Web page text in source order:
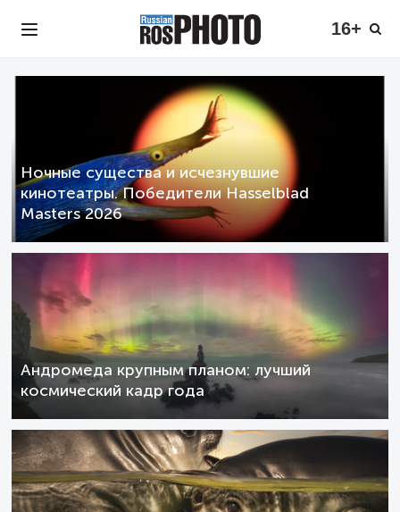
16+
Ночные существа и исчезнувшие
кинотеатры. Победители Hasselblad
Masters 2026
Андромеда крупным планом: лучший
космический кадр года